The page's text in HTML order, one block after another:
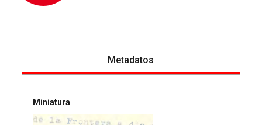
Metadatos
Miniatura